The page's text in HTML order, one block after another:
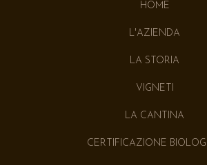
HOME
L'AZIENDA
LA STORIA
VIGNETI
LA CANTINA
CERTIFICAZIONE